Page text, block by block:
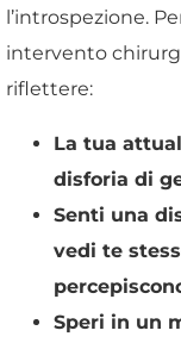
l’introspezione.
intervento
riflettere:
La tua
disforia di
Senti una
vedi te
Speri in un